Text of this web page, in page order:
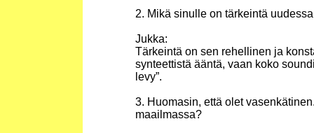
2. Mikä sinulle on tärkeintä
Jukka:
Tärkeintä on sen rehellinen ja
synteettistä ääntä, vaan koko
levy”.
3. Huomasin, että olet
maailmassa?